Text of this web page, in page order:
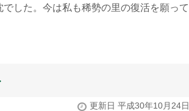
した。今は私も稀勢の里の復活を願って
更新日 平成30年10月24日